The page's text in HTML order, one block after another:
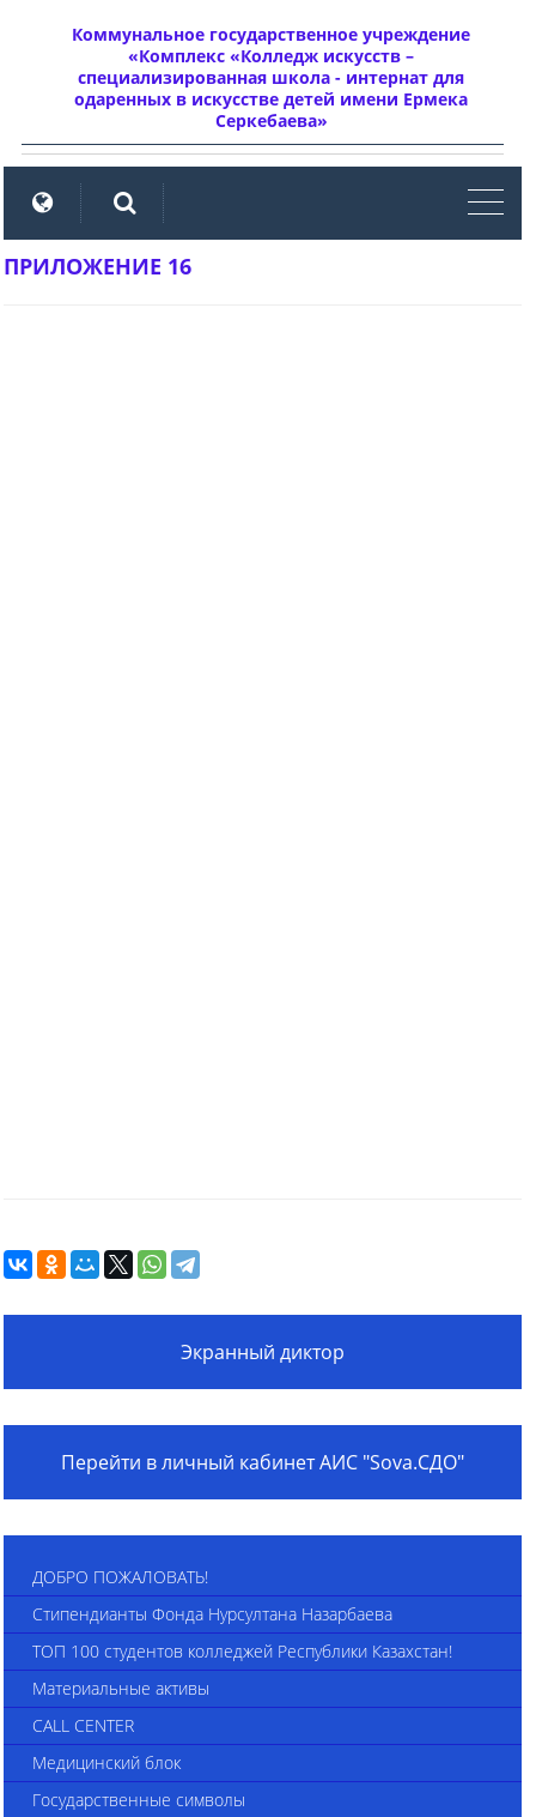
Коммунальное государственное учреждение
«Комплекс «Колледж искусств –
специализированная школа - интернат для
одаренных в искусстве детей имени Ермека
Серкебаева»
ПРИЛОЖЕНИЕ 16
Экранный диктор
Перейти в личный кабинет АИС "Sova.СДО"
ДОБРО ПОЖАЛОВАТЬ!
Стипендианты Фонда Нурсултана Назарбаева
ТОП 100 студентов колледжей Республики Казахстан!
Материальные активы
CALL CENTER
Медицинский блок
Государственные символы